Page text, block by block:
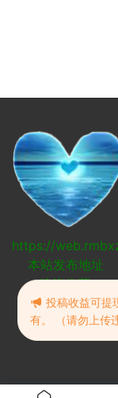
https://
本站发布地址
建议收藏
投稿收益可提
有。 （请勿上传